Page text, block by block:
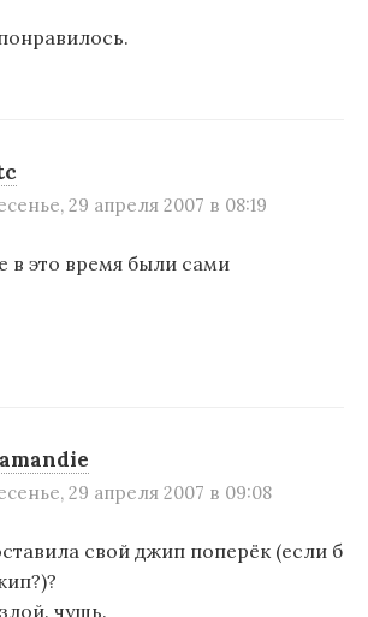
29 апреля 2007 в 08:19
в это время были сами
29 апреля 2007 в 09:08
свой джип поперёк (если б
чушь.